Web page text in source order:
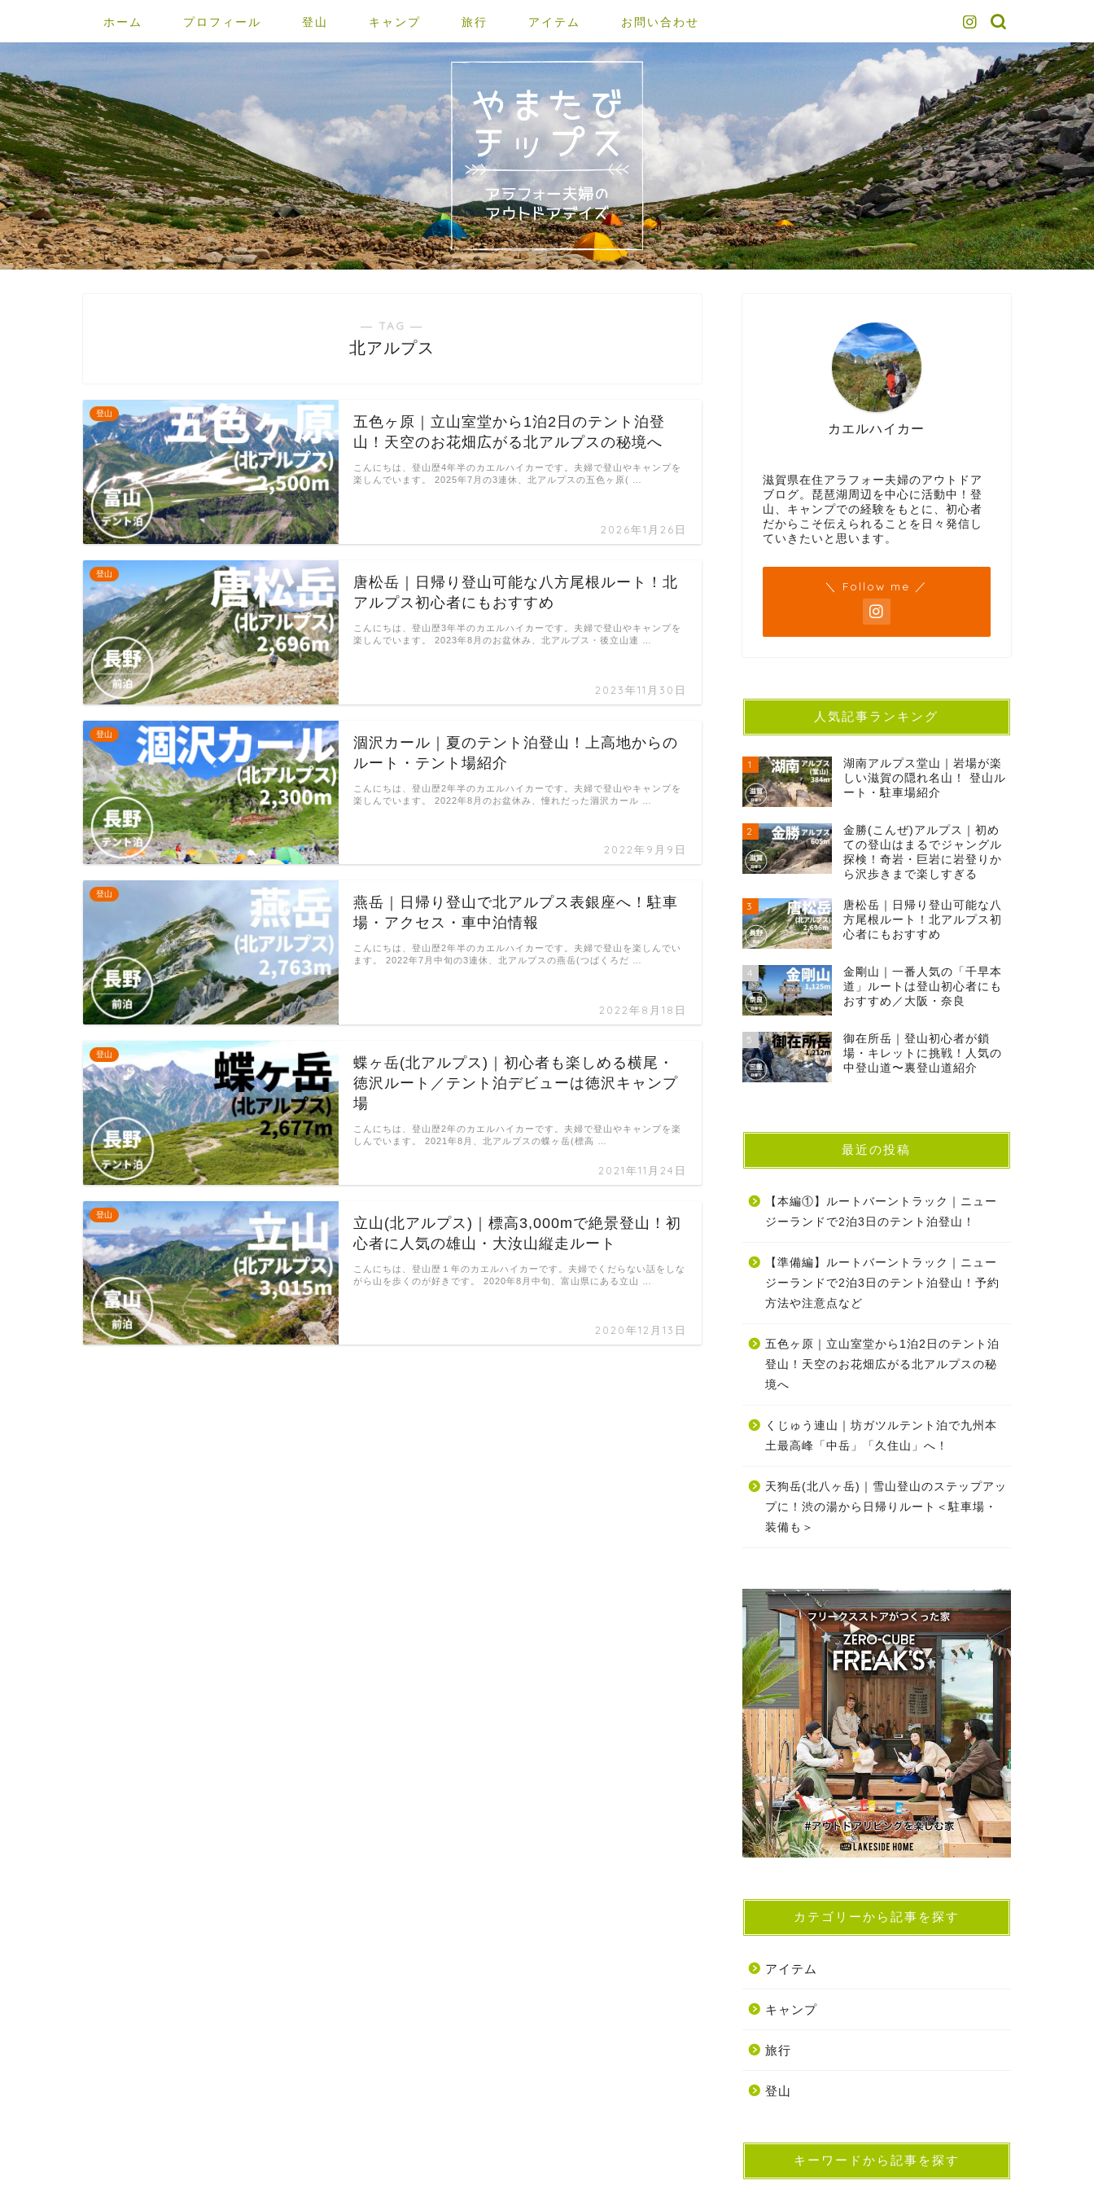
ホーム プロフィール 登山 キャンプ 旅行 アイテム お問い合わせ
― TAG ―
北アルプス
登山
五色ヶ原｜立山室堂から1泊2日のテント泊登
山！天空のお花畑広がる北アルプスの秘境へ
2026年1月26日
こんにちは、登山歴4年半のカエルハイカーです。夫婦で登山やキャンプを
楽しんでいます。 2025年7月の3連休、北アルプスの五色ヶ原( …
登山
唐松岳｜日帰り登山可能な八方尾根ルート！北
アルプス初心者にもおすすめ
2023年11月30日
こんにちは、登山歴3年半のカエルハイカーです。夫婦で登山やキャンプを
楽しんでいます。 2023年8月のお盆休み、北アルプス・後立山連 …
登山
涸沢カール｜夏のテント泊登山！上高地からの
ルート・テント場紹介
2022年9月9日
こんにちは、登山歴2年半のカエルハイカーです。夫婦で登山やキャンプを
楽しんでいます。 2022年8月のお盆休み、憧れだった涸沢カール …
登山
燕岳｜日帰り登山で北アルプス表銀座へ！駐車
場・アクセス・車中泊情報
2022年8月18日
こんにちは、登山歴2年半のカエルハイカーです。夫婦で登山を楽しんでい
ます。 2022年7月中旬の3連休、北アルプスの燕岳(つばくろだ …
登山
蝶ヶ岳(北アルプス)｜初心者も楽しめる横尾・
徳沢ルート／テント泊デビューは徳沢キャンプ
場
2021年11月24日
こんにちは、登山歴2年のカエルハイカーです。夫婦で登山やキャンプを楽
しんでいます。 2021年8月、北アルプスの蝶ヶ岳(標高 …
登山
立山(北アルプス)｜標高3,000mで絶景登山！初
心者に人気の雄山・大汝山縦走ルート
2020年12月13日
こんにちは、登山歴１年のカエルハイカーです。夫婦でくだらない話をしな
がら山を歩くのが好きです。 2020年8月中旬、富山県にある立山 …
カエルハイカー
滋賀県在住アラフォー夫婦のアウトドア
ブログ。琵琶湖周辺を中心に活動中！登
山、キャンプでの経験をもとに、初心者
だからこそ伝えられることを日々発信し
ていきたいと思います。
＼ Follow me ／
人気記事ランキング
1
湖南アルプス堂山｜岩場が楽
しい滋賀の隠れ名山！ 登山ル
ート・駐車場紹介
2
金勝(こんぜ)アルプス｜初め
ての登山はまるでジャングル
探検！奇岩・巨岩に岩登りか
ら沢歩きまで楽しすぎる
3
唐松岳｜日帰り登山可能な八
方尾根ルート！北アルプス初
心者にもおすすめ
4
金剛山｜一番人気の「千早本
道」ルートは登山初心者にも
おすすめ／大阪・奈良
5
御在所岳｜登山初心者が鎖
場・キレットに挑戦！人気の
中登山道〜裏登山道紹介
最近の投稿
【本編①】ルートバーントラック｜ニュー
ジーランドで2泊3日のテント泊登山！
【準備編】ルートバーントラック｜ニュー
ジーランドで2泊3日のテント泊登山！予約
方法や注意点など
五色ヶ原｜立山室堂から1泊2日のテント泊
登山！天空のお花畑広がる北アルプスの秘
境へ
くじゅう連山｜坊ガツルテント泊で九州本
土最高峰「中岳」「久住山」へ！
天狗岳(北八ヶ岳)｜雪山登山のステップアッ
プに！渋の湯から日帰りルート＜駐車場・
装備も＞
カテゴリーから記事を探す
アイテム
キャンプ
旅行
登山
キーワードから記事を探す